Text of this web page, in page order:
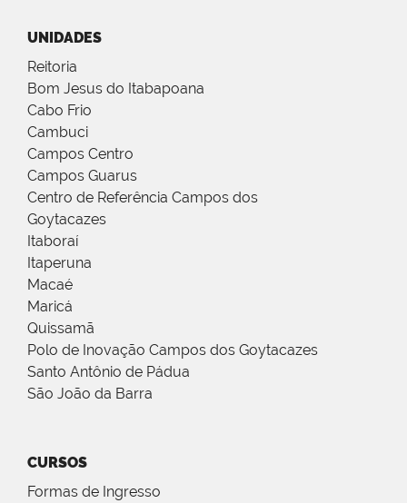
UNIDADES
Reitoria
Bom Jesus do Itabapoana
Cabo Frio
Cambuci
Campos Centro
Campos Guarus
Centro de Referência Campos dos
Goytacazes
Itaboraí
Itaperuna
Macaé
Maricá
Quissamã
Polo de Inovação Campos dos Goytacazes
Santo Antônio de Pádua
São João da Barra
CURSOS
Formas de Ingresso